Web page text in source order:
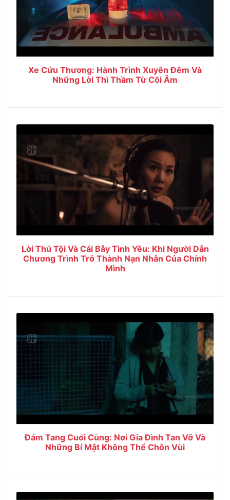
Xe Cứu Thương: Hành Trình Xuyên Đêm Và
Những Lời Thì Thầm Từ Cõi Âm
Lời Thú Tội Và Cái Bẫy Tình Yêu: Khi Người Dẫn
Chương Trình Trở Thành Nạn Nhân Của Chính
Mình
Đám Tang Cuối Cùng: Nơi Gia Đình Tan Vỡ Và
Những Bí Mật Không Thể Chôn Vùi